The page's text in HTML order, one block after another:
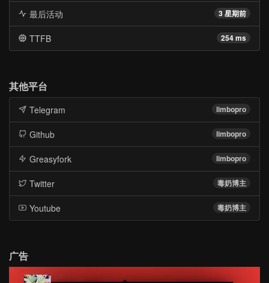
3 星期前
最后活动
254 ms
TTFB
其他平台
limbopro
Telegram
limbopro
Github
limbopro
Greasyfork
毒奶博主
Twitter
毒奶博主
Youtube
广告